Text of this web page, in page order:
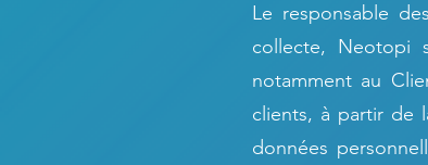
Le responsable
collecte, Neotopi
notamment au
clients, à partir de
données